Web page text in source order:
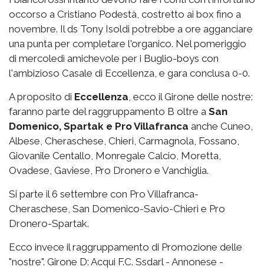
occorso a Cristiano Podestà, costretto ai box fino a
novembre. Il ds Tony Isoldi potrebbe a ore agganciare
una punta per completare l'organico. Nel pomeriggio
di mercoledì amichevole per i Buglio-boys con
l'ambizioso Casale di Eccellenza, e gara conclusa 0-0.
A proposito di Eccellenza, ecco il Girone delle nostre:
faranno parte del raggruppamento B oltre a San
Domenico, Spartak e Pro Villafranca anche Cuneo,
Albese, Cheraschese, Chieri, Carmagnola, Fossano,
Giovanile Centallo, Monregale Calcio, Moretta,
Ovadese, Gaviese, Pro Dronero e Vanchiglia.
Si parte il 6 settembre con Pro Villafranca-
Cheraschese, San Domenico-Savio-Chieri e Pro
Dronero-Spartak.
Ecco invece il raggruppamento di Promozione delle
"nostre". Girone D: Acqui F.C. Ssdarl - Annonese -